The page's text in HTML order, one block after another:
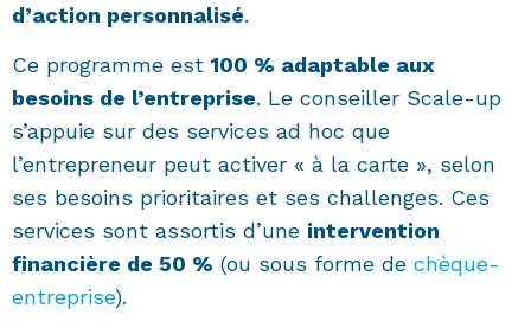
d’action personnalisé.
Ce programme est 100 % adaptable aux
besoins de l’entreprise. Le conseiller Scale-up
s’appuie sur des services ad hoc que
l’entrepreneur peut activer « à la carte », selon
ses besoins prioritaires et ses challenges. Ces
services sont assortis d’une intervention
financière de 50 % (ou sous forme de chèque-
entreprise).